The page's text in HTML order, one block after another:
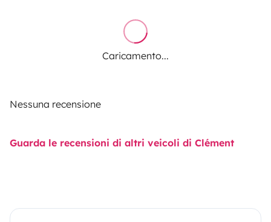
Caricamento...
Nessuna recensione
Guarda le recensioni di altri veicoli di Clément